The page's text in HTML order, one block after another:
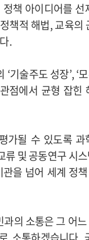
책 아이디어를
책적 해법, 교육의
.
술주도 성장’, ‘모
점에서 균형 잡힌
가될 수 있도록
및 공동연구 시
을 넘어 세계 정
의 소통은 그 어